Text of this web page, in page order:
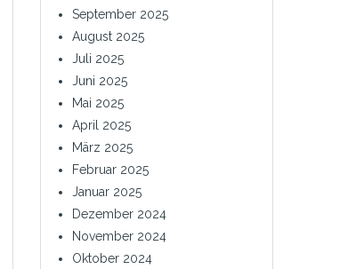
September 2025
August 2025
Juli 2025
Juni 2025
Mai 2025
April 2025
März 2025
Februar 2025
Januar 2025
Dezember 2024
November 2024
Oktober 2024